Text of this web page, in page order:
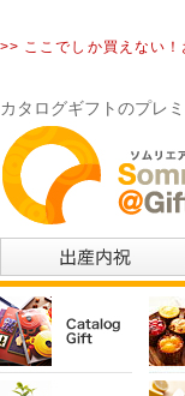
>> ここでしか買えない！
カタログギフトのプレ